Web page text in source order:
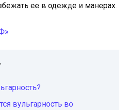
ее в одежде и манерах.
вульгарность во